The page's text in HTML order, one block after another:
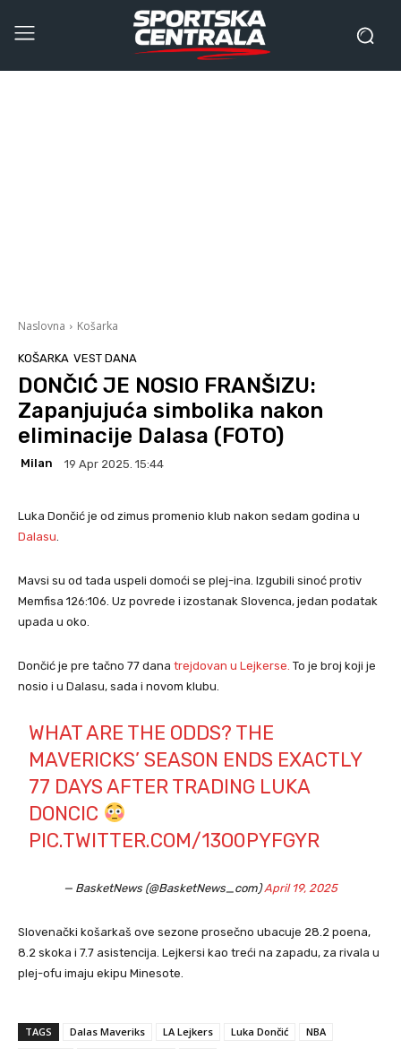
Naslovna Košarka
KOŠARKA VEST DANA
DONČIĆ JE NOSIO FRANŠIZU:
Zapanjujuća simbolika nakon
eliminacije Dalasa (FOTO)
Milan 19 Apr 2025. 15:44
Luka Dončić je od zimus promenio klub nakon sedam godina u
Dalasu
Mavsi su od tada uspeli domoći se plej-ina. Izgubili sinoć protiv
Memfisa 126:106. Uz povrede i izostanak Slovenca, jedan podatak
upada u oko.
Dončić je pre tačno 77 dana trejdovan u Lejkerse. To je broj koji je
nosio i u Dalasu, sada i novom klubu.
WHAT ARE THE ODDS? THE
MAVERICKS’ SEASON ENDS EXACTLY
77 DAYS AFTER TRADING LUKA
DONCIC
PIC.TWITTER.COM/13O0PYFGYR
— BasketNews (@BasketNews_com)April 19, 2025
Slovenački košarkaš ove sezone prosečno ubacuje 28.2 poena,
8.2 skoka i 7.7 asistencija. Lejkersi kao treći na zapadu, za rivala u
plej-ofu imaju ekipu Minesote.
TAGS Dalas Maveriks LA Lejkers Luka Dončić
NBA